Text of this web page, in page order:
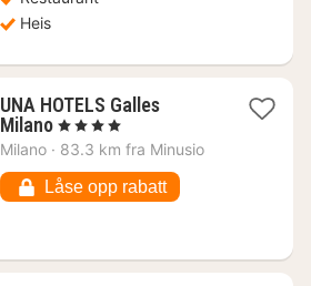
Heis
UNA HOTELS Galles
Milano1
natt
997
kr.
, 4 Stjerner
Milano · 83.3 km fra Minusio
Låse opp rabatt